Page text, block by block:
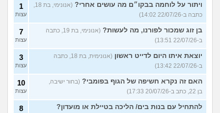
ויתור על לוחמה בבקו״ם מה עושים אחרי?
(אנונימי, בת 18,
כתבה ב-22/07/26 14:02)
1
עצות
בן זוג שמכור לפורנו, מה לעשות?
(אנונימי, בת 19, כתבה
ב-22/07/26 13:51)
7
עצות
יוצאת איתו היום לדייט ראשון
(אנונימית, בת 18, כתבה
ב-22/07/26 13:42)
3
עצות
האם זה נקרא חשיפה של הגוף בפומבי? (בחור ישיבה,
בן 22, כתב ב-20/07/26 17:33)
10
עצות
להתחיל עם בנות בים/ הליכה בטיילת או מועדון? 8